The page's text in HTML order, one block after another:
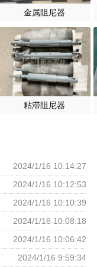
金属阻尼器
粘滞阻尼器
2024/1/16 10:14:27
2024/1/16 10:12:53
2024/1/16 10:10:39
2024/1/16 10:08:18
2024/1/16 10:06:42
2024/1/16 9:59:34